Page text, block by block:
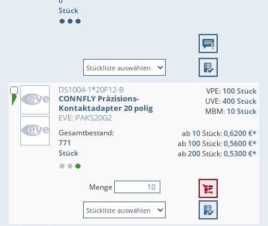
Stück
DS1004-1*20F12-B
CONNFLY Präzisions-
Kontaktadapter 20 polig
EVE: PAKS20G2
VPE: 100 Stück
UVE:400 Stück
MBM: 10 Stück
Gesamtbestand:
771
Stück
ab 10Stück:0,6200 €*
ab 100Stück:0,5600 €*
ab200Stück:0,5300 €*
Menge